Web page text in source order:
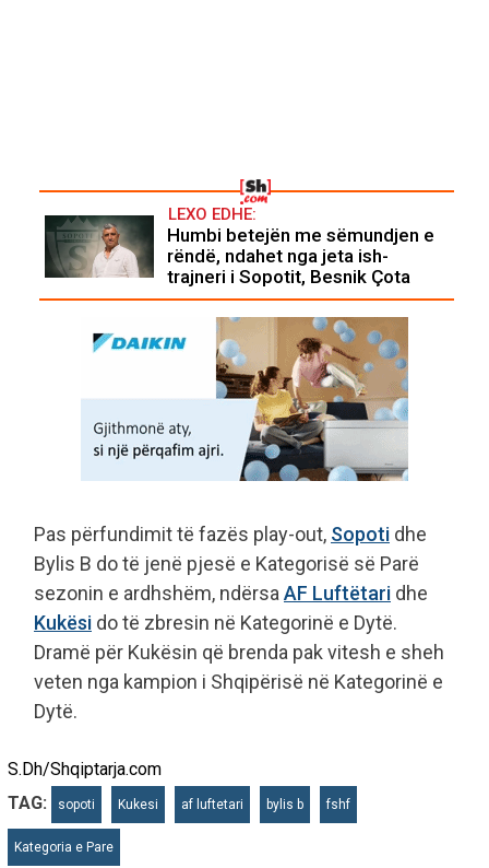
LEXO EDHE:
Humbi betejën me sëmundjen e
rëndë, ndahet nga jeta ish-
trajneri i Sopotit, Besnik Çota
Pas përfundimit të fazës play-out, Sopoti dhe
Bylis B do të jenë pjesë e Kategorisë së Parë
sezonin e ardhshëm, ndërsaAF Luftëtari dhe
Kukësi do të zbresin në Kategorinë e Dytë.
Dramë për Kukësin që brenda pak vitesh e sheh
veten nga kampion i Shqipërisë në Kategorinë e
Dytë.
S.Dh/Shqiptarja.com
TAG:
sopoti Kukesi af luftetari bylis b fshf
Kategoria e Pare